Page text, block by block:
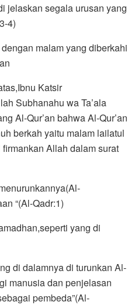
jelaskan segala urusan yang
4)
malam yang diberkahi
Katsir
Subhanahu wa Ta’ala
Al-Qur’an bahwa Al-Qur’an
berkah yaitu malam lailatul
Allah dalam surat
“(Al-Qadr:1)
yang di
di dalamnya di turunkan Al-
manusia dan penjelasan
pembeda”(Al-